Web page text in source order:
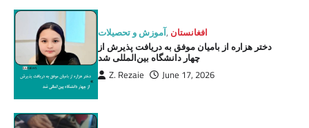
آموزش و تحصیلات, افغانستان
دختر هزاره از بامیان موفق به دریافت پذیرش از
چهار دانشگاه بین‌المللی شد
Z. Rezaie June 17, 2026